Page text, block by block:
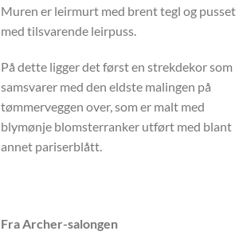
Muren er leirmurt med brent tegl og pusset
med tilsvarende leirpuss.
På dette ligger det først en strekdekor som
samsvarer med den eldste malingen på
tømmerveggen over, som er malt med
blymønje blomsterranker utført med blant
annet pariserblått.
Fra Archer-salongen